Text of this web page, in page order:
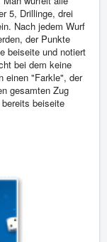
5, Drillinge, drei
Nach jedem Wurf
der Punkte
beiseite und notiert
bei dem keine
einen "Farkle", der
gesamten Zug
beiseite